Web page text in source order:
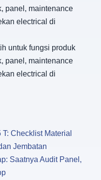
panel, maintenance
electrical di
untuk fungsi produk
panel, maintenance
electrical di
Checklist Material
Jembatan
Saatnya Audit Panel,